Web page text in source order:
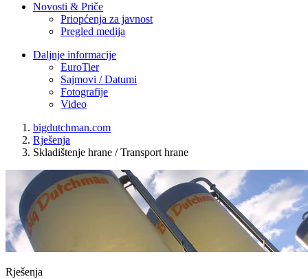
Novosti & Priče
Priopćenja za javnost
Pregled medija
Daljnje informacije
EuroTier
Sajmovi / Datumi
Fotografije
Video
bigdutchman.com
Rješenja
Skladištenje hrane / Transport hrane
Rješenja